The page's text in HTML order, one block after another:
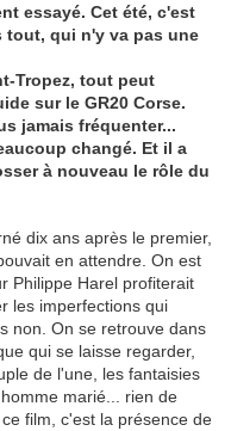
essayé. Cet été, c'est
tout, qui n'y va pas une
Tropez, tout peut
sur le GR20 Corse.
jamais fréquenter...
changé. Et il a
à nouveau le rôle du
dix ans après le premier,
en attendre. On est
Philippe Harel profiterait
les imperfections qui
non. On se retrouve dans
qui se laisse regarder,
de l'une, les fantaisies
marié... rien de
film, c'est la présence de